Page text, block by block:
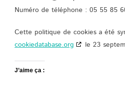
Numéro de téléphone : 05 55 85
Cette politique de cookies a été
cookiedatabase.org
le 23
J’aime ça :